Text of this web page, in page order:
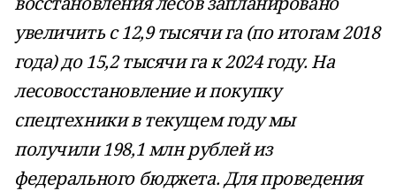
увеличить с 12,9 тысячи га (по итогам 2018
года) до 15,2 тысячи га к 2024 году. На
лесовосстановление и покупку
спецтехники в текущем году мы
получили 198,1 млн рублей из
федерального бюджета. Для проведения